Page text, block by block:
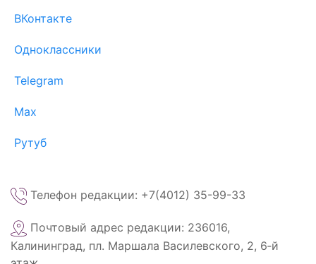
ВКонтакте
Одноклассники
Telegram
Max
Рутуб
Телефон редакции: +7(4012) 35-99-33
Почтовый адрес редакции: 236016,
Калининград, пл. Маршала Василевского, 2, 6‑й